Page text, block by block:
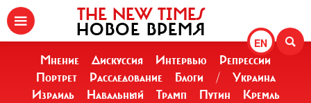
EN
THE NEW TIMES
НОВОЕ ВРЕМЯ
Мнение Дискуссия Интервью
Репрессии
Портрет
Расследование Блоги /
Украина
Израиль
Навальный Трамп Путин
Кремль